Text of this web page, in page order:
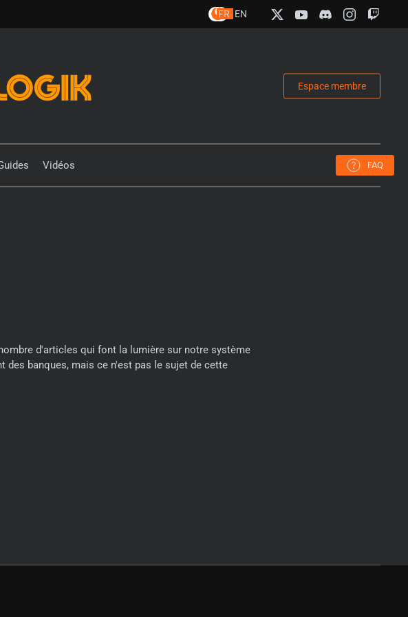
FR EN
Espace membre
Vidéos FAQ
d'articles qui font la lumière sur notre système
des banques, mais ce n'est pas le sujet de cette